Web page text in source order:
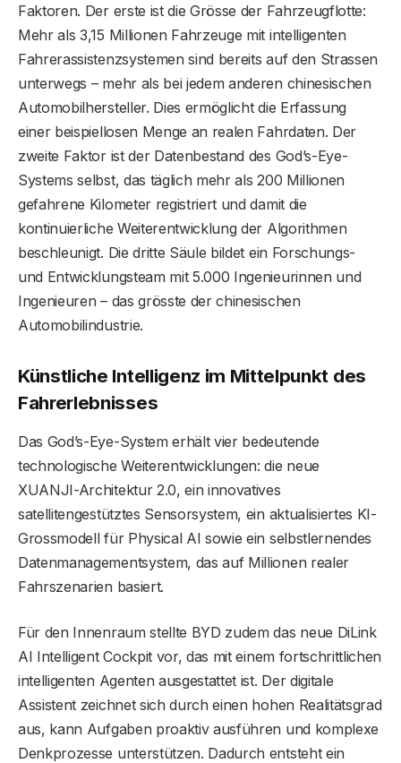
Faktoren. Der erste ist die Grösse der Fahrzeugflotte:
Mehr als 3,15 Millionen Fahrzeuge mit intelligenten
Fahrerassistenzsystemen sind bereits auf den Strassen
unterwegs – mehr als bei jedem anderen chinesischen
Automobilhersteller. Dies ermöglicht die Erfassung
einer beispiellosen Menge an realen Fahrdaten. Der
zweite Faktor ist der Datenbestand des God’s-Eye-
Systems selbst, das täglich mehr als 200 Millionen
gefahrene Kilometer registriert und damit die
kontinuierliche Weiterentwicklung der Algorithmen
beschleunigt. Die dritte Säule bildet ein Forschungs-
und Entwicklungsteam mit 5.000 Ingenieurinnen und
Ingenieuren – das grösste der chinesischen
Automobilindustrie.
Künstliche Intelligenz im Mittelpunkt des
Fahrerlebnisses
Das God’s-Eye-System erhält vier bedeutende
technologische Weiterentwicklungen: die neue
XUANJI-Architektur 2.0, ein innovatives
satellitengestütztes Sensorsystem, ein aktualisiertes KI-
Grossmodell für Physical AI sowie ein selbstlernendes
Datenmanagementsystem, das auf Millionen realer
Fahrszenarien basiert.
Für den Innenraum stellte BYD zudem das neue DiLink
AI Intelligent Cockpit vor, das mit einem fortschrittlichen
intelligenten Agenten ausgestattet ist. Der digitale
Assistent zeichnet sich durch einen hohen Realitätsgrad
aus, kann Aufgaben proaktiv ausführen und komplexe
Denkprozesse unterstützen. Dadurch entsteht ein